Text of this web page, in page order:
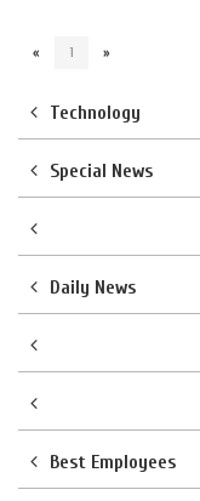
« 1 »
Technology
Special News
Daily News
Best Employees